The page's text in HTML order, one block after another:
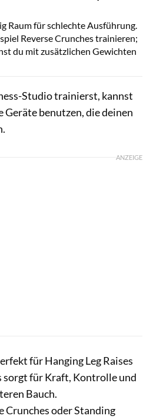
Raum für schlechte Ausführung.
Reverse Crunches trainieren;
du mit zusätzlichen Gewichten
Studio trainierst, kannst
Geräte benutzen, die deinen
ANZEIGE
für Hanging Leg Raises
sorgt für Kraft, Kontrolle und
Bauch.
Crunches oder Standing